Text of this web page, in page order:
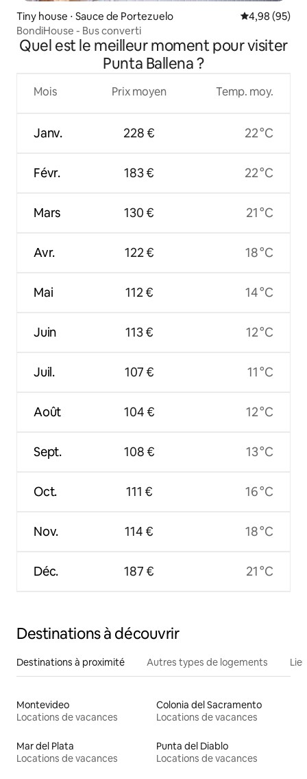
Tiny house ⋅ Sauce de Portezuelo Évaluation
4,98 (95)
BondiHouse - Bus converti
Quel est le meilleur moment pour visiter
Punta Ballena ?
Mois
Janv.
Févr.
Mars
Avr.
Mai
Juin
Juil.
Août
Sept.
Oct.
Nov.
Déc.
Prix moyen
228 €
183 €
130 €
122 €
112 €
113 €
107 €
104 €
108 €
111 €
114 €
187 €
Temp. moy.
22 °C
22 °C
21 °C
18 °C
14 °C
12 °C
11 °C
12 °C
13 °C
16 °C
18 °C
21 °C
Destinations à découvrir
Destinations à proximité Autres types de logements
Montevideo
Locations de vacances
Colonia del Sacramento
Locations de vacances
Mar del Plata
Locations de vacances
Punta del Diablo
Locations de vacances